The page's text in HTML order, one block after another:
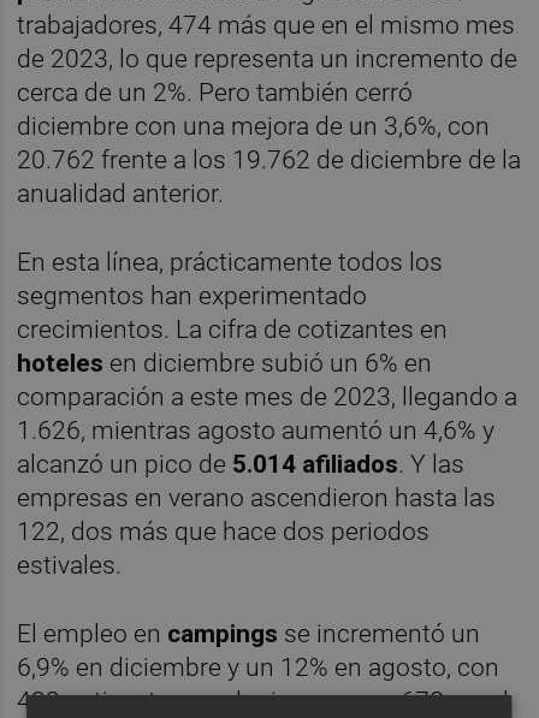
trabajadores, 474 más que en el mismo mes
de 2023, lo que representa un incremento de
cerca de un 2%. Pero también cerró
diciembre con una mejora de un 3,6%, con
20.762 frente a los 19.762 de diciembre de la
anualidad anterior.
En esta línea, prácticamente todos los
segmentos han experimentado
crecimientos. La cifra de cotizantes en
hoteles en diciembre subió un 6% en
comparación a este mes de 2023, llegando a
1.626, mientras agosto aumentó un 4,6% y
alcanzó un pico de 5.014 afiliados. Y las
empresas en verano ascendieron hasta las
122, dos más que hace dos periodos
estivales.
El empleo en campings se incrementó un
6,9% en diciembre y un 12% en agosto, con
432 cotizantes en el primer mes y 678 en el